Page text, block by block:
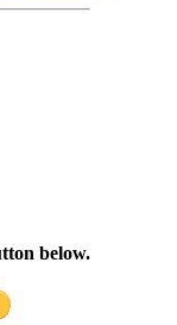
below.